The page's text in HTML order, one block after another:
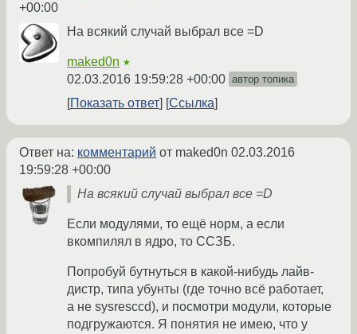
+00:00
На всякий случай выбрал все =D
maked0n ★
02.03.2016 19:59:28 +00:00 автор топика
Показать ответ Ссылка
Ответ на: комментарий от maked0n 02.03.2016
19:59:28 +00:00
На всякий случай выбрал все =D
Если модулями, то ещё норм, а если
вкомпилял в ядро, то ССЗБ.
Попробуй бутнуться в какой-нибудь лайв-
дистр, типа убунты (где точно всё работает,
а не sysresccd), и посмотри модули, которые
подгружаются. Я понятия не имею, что у